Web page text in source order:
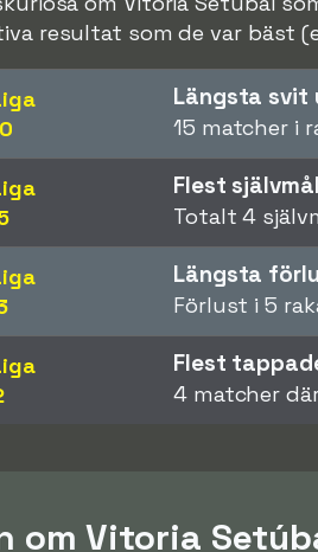
resultat som de var bäst
Längsta svit
15 matcher i
Flest självmål
Totalt 4
Längsta
Förlust i 5
Flest
4 matcher
om Vitoria